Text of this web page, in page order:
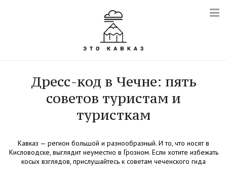
Дресс-код в Чечне: пять
советов туристам и
туристкам
Кавказ — регион большой и разнообразный. И то, что носят в
Кисловодске, выглядит неуместно в Грозном. Если хотите избежать
косых взглядов, прислушайтесь к советам чеченского гида